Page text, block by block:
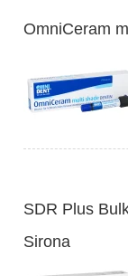
OmniCeram
SDR Plus
Sirona